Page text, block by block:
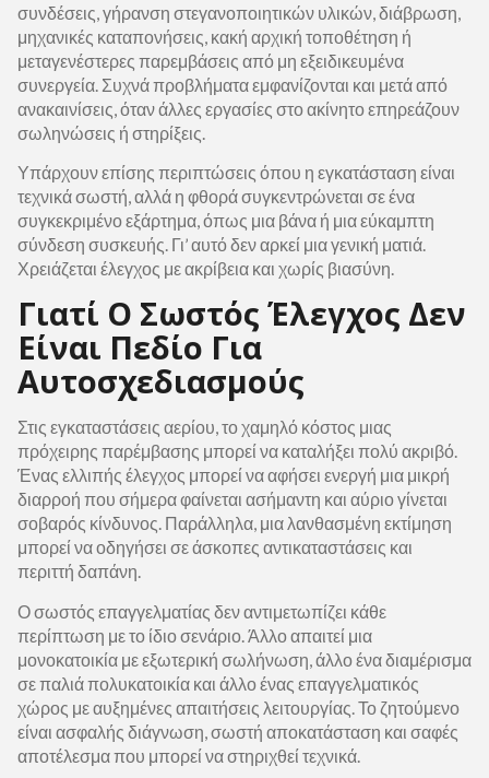
συνδέσεις, γήρανση στεγανοποιητικών υλικών, διάβρωση,
μηχανικές καταπονήσεις, κακή αρχική τοποθέτηση ή
μεταγενέστερες παρεμβάσεις από μη εξειδικευμένα
συνεργεία. Συχνά προβλήματα εμφανίζονται και μετά από
ανακαινίσεις, όταν άλλες εργασίες στο ακίνητο επηρεάζουν
σωληνώσεις ή στηρίξεις.
Υπάρχουν επίσης περιπτώσεις όπου η εγκατάσταση είναι
τεχνικά σωστή, αλλά η φθορά συγκεντρώνεται σε ένα
συγκεκριμένο εξάρτημα, όπως μια βάνα ή μια εύκαμπτη
σύνδεση συσκευής. Γι’ αυτό δεν αρκεί μια γενική ματιά.
Χρειάζεται έλεγχος με ακρίβεια και χωρίς βιασύνη.
Γιατί Ο Σωστός Έλεγχος Δεν
Είναι Πεδίο Για
Αυτοσχεδιασμούς
Στις εγκαταστάσεις αερίου, το χαμηλό κόστος μιας
πρόχειρης παρέμβασης μπορεί να καταλήξει πολύ ακριβό.
Ένας ελλιπής έλεγχος μπορεί να αφήσει ενεργή μια μικρή
διαρροή που σήμερα φαίνεται ασήμαντη και αύριο γίνεται
σοβαρός κίνδυνος. Παράλληλα, μια λανθασμένη εκτίμηση
μπορεί να οδηγήσει σε άσκοπες αντικαταστάσεις και
περιττή δαπάνη.
Ο σωστός επαγγελματίας δεν αντιμετωπίζει κάθε
περίπτωση με το ίδιο σενάριο. Άλλο απαιτεί μια
μονοκατοικία με εξωτερική σωλήνωση, άλλο ένα διαμέρισμα
σε παλιά πολυκατοικία και άλλο ένας επαγγελματικός
χώρος με αυξημένες απαιτήσεις λειτουργίας. Το ζητούμενο
είναι ασφαλής διάγνωση, σωστή αποκατάσταση και σαφές
αποτέλεσμα που μπορεί να στηριχθεί τεχνικά.